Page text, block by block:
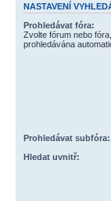
NASTAVENÍ
Prohledávat fóra:
Zvolte fórum nebo
prohledávána
Prohledávat subfóra:
Hledat uvnitř: